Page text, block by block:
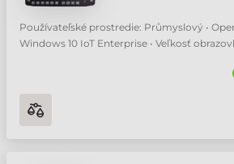
Používateľské prostredie: Průmyslový •
Windows 10 IoT Enterprise • Veľkosť